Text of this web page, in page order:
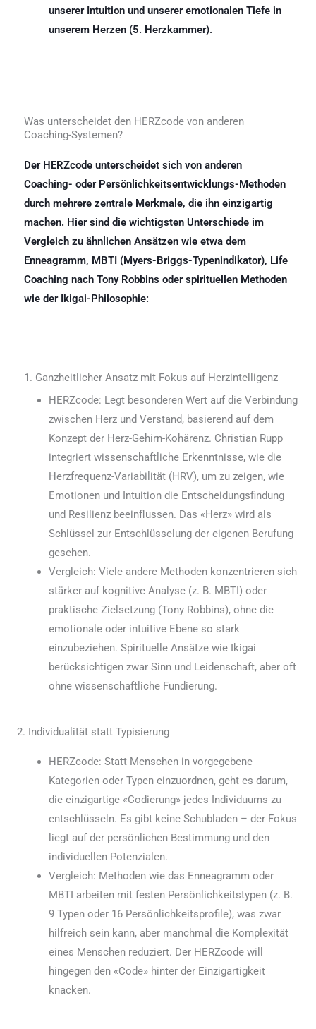
unserer Intuition und unserer emotionalen Tiefe in
unserem Herzen (5. Herzkammer).
Was unterscheidet den HERZcode von anderen
Coaching-Systemen?
Der HERZcode unterscheidet sich von anderen
Coaching- oder Persönlichkeitsentwicklungs-Methoden
durch mehrere zentrale Merkmale, die ihn einzigartig
machen. Hier sind die wichtigsten Unterschiede im
Vergleich zu ähnlichen Ansätzen wie etwa dem
Enneagramm, MBTI (Myers-Briggs-Typenindikator), Life
Coaching nach Tony Robbins oder spirituellen Methoden
wie der Ikigai-Philosophie:
1. Ganzheitlicher Ansatz mit Fokus auf Herzintelligenz
HERZcode: Legt besonderen Wert auf die Verbindung
zwischen Herz und Verstand, basierend auf dem
Konzept der Herz-Gehirn-Kohärenz. Christian Rupp
integriert wissenschaftliche Erkenntnisse, wie die
Herzfrequenz-Variabilität (HRV), um zu zeigen, wie
Emotionen und Intuition die Entscheidungsfindung
und Resilienz beeinflussen. Das «Herz» wird als
Schlüssel zur Entschlüsselung der eigenen Berufung
gesehen.
Vergleich: Viele andere Methoden konzentrieren sich
stärker auf kognitive Analyse (z. B. MBTI) oder
praktische Zielsetzung (Tony Robbins), ohne die
emotionale oder intuitive Ebene so stark
einzubeziehen. Spirituelle Ansätze wie Ikigai
berücksichtigen zwar Sinn und Leidenschaft, aber oft
ohne wissenschaftliche Fundierung.
2. Individualität statt Typisierung
HERZcode: Statt Menschen in vorgegebene
Kategorien oder Typen einzuordnen, geht es darum,
die einzigartige «Codierung» jedes Individuums zu
entschlüsseln. Es gibt keine Schubladen – der Fokus
liegt auf der persönlichen Bestimmung und den
individuellen Potenzialen.
Vergleich: Methoden wie das Enneagramm oder
MBTI arbeiten mit festen Persönlichkeitstypen (z. B.
9 Typen oder 16 Persönlichkeitsprofile), was zwar
hilfreich sein kann, aber manchmal die Komplexität
eines Menschen reduziert. Der HERZcode will
hingegen den «Code» hinter der Einzigartigkeit
knacken.